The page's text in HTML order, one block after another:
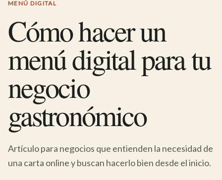
MENÚ DIGITAL
Cómo hacer un
menú digital para tu
negocio
gastronómico
Artículo para negocios que entienden la necesidad de
una carta online y buscan hacerlo bien desde el inicio.